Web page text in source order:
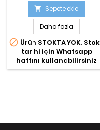
 Sepete ekle
Daha fazla
 Ürün STOKTA YOK. Stok
tarihi için Whatsapp
hattını kullanabilirsiniz